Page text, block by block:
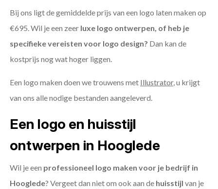
Bij ons ligt de gemiddelde prijs van een logo laten maken op
€695. Wil je een zeer luxe logo ontwerpen, of heb je
specifieke vereisten voor logo design? Dan kan de
kostprijs nog wat hoger liggen.
Een logo maken doen we trouwens met Illustrator, u krijgt
van ons alle nodige bestanden aangeleverd.
Een logo en huisstijl
ontwerpen in Hooglede
Wil je een professioneel logo maken voor je bedrijf in
Hooglede? Vergeet dan niet om ook aan de huisstijl van je